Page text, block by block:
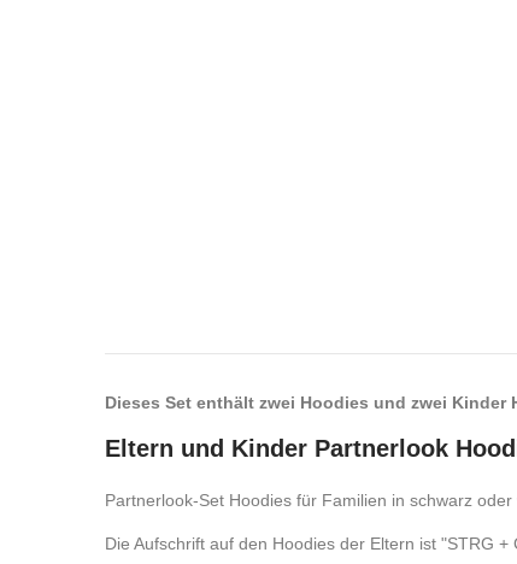
Dieses Set enthält zwei Hoodies und zwei Kinder
Eltern und Kinder Partnerlook
Partnerlook-Set Hoodies für Familien in schwarz oder
Die Aufschrift auf den Hoodies der Eltern ist "STRG